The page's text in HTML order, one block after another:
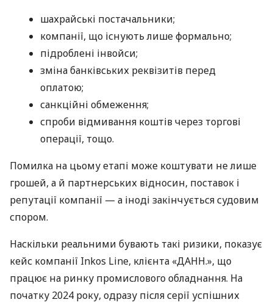
шахрайські постачальники;
компанії, що існують лише формально;
підроблені інвойси;
зміна банківських реквізитів перед
оплатою;
санкційні обмеження;
спроби відмивання коштів через торгові
операції, тощо.
Помилка на цьому етапі може коштувати не лише
грошей, а й партнерських відносин, поставок і
репутації компанії — а іноді закінчується судовим
спором.
Наскільки реальними бувають такі ризики, показує
кейс компанії Inkos Line, клієнта «ДАНН.», що
працює на ринку промислового обладнання. На
початку 2024 року, одразу після серії успішних